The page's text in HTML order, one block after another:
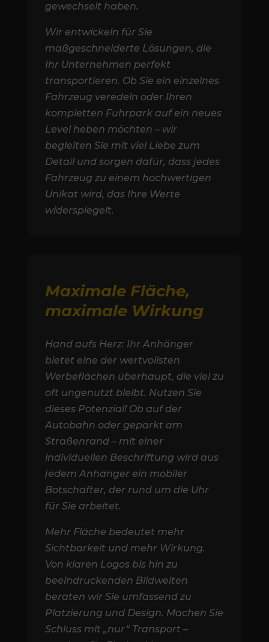
gewechselt haben.
Wir entwickeln für Sie
maßgeschneiderte Lösungen, die
Ihr Unternehmen perfekt
transportieren. Ob Sie ein einzelnes
Fahrzeug veredeln oder Ihren
kompletten Fuhrpark auf ein neues
Level heben möchten – wir
begleiten Sie mit viel Liebe zum
Detail und sorgen dafür, dass jedes
Fahrzeug zu einem hochwertigen
Unikat wird, das Ihre Werte
widerspiegelt.
Maximale Fläche,
maximale Wirkung
Hand aufs Herz: Ihr Anhänger
bietet eine der wertvollsten
Werbeflächen überhaupt, die viel zu
oft ungenutzt bleibt. Nutzen Sie
dieses Potenzial! Ob auf der
Autobahn oder geparkt am
Straßenrand – mit einer
individuellen Beschriftung wird aus
jedem Anhänger ein mobiler
Botschafter, der rund um die Uhr
für Sie arbeitet.
Mehr Fläche bedeutet mehr
Sichtbarkeit und mehr Wirkung.
Von klaren Logos bis hin zu
beeindruckenden Bildwelten
beraten wir Sie umfassend zu
Platzierung und Design. Machen Sie
Schluss mit „nur“ Transport –